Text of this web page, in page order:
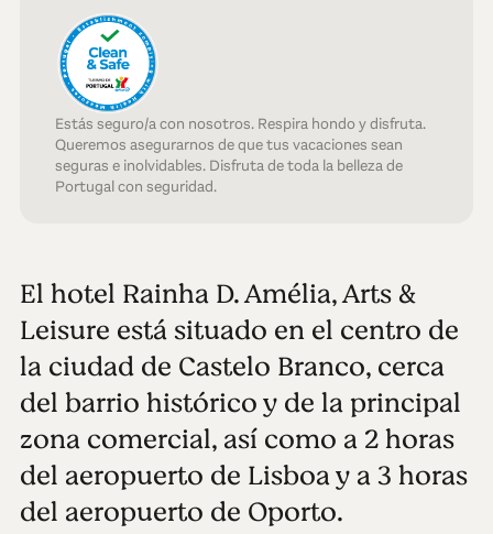
Estás seguro/a con nosotros. Respira hondo y disfruta.
Queremos asegurarnos de que tus vacaciones sean
seguras e inolvidables. Disfruta de toda la belleza de
Portugal con seguridad.
El hotel Rainha D. Amélia, Arts &
Leisure está situado en el centro de
la ciudad de Castelo Branco, cerca
del barrio histórico y de la principal
zona comercial, así como a 2 horas
del aeropuerto de Lisboa y a 3 horas
del aeropuerto de Oporto.